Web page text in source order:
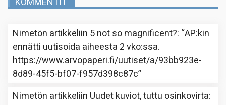
Nimetön artikkeliin 5 not so magnificent?: “AP:kin
ennätti uutisoida aiheesta 2 vko:ssa.
https://www.arvopaperi.fi/uutiset/a/93bb923e-
8d89-45f5-bf07-f957d398c87c”
Nimetön artikkeliin Uudet kuviot, tuttu osinkovirta: